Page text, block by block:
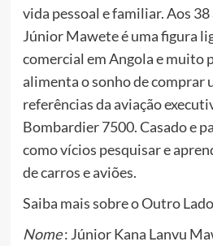
vida pessoal e familiar. Aos 38
Júnior Mawete é uma figura
comercial em Angola e muito
alimenta o sonho de comprar
referências da aviação
Bombardier 7500. Casado e
como vícios pesquisar e
de carros e aviões.
Saiba mais sobre o Outro
Nome: Júnior Kana Lanvu